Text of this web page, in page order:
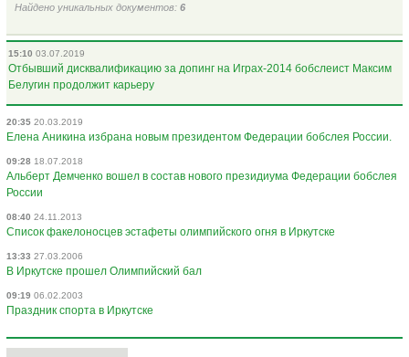
Найдено уникальных документов: 6
15:10 03.07.2019
Отбывший дисквалификацию за допинг на Играх-2014 бобслеист Максим
Белугин продолжит карьеру
20:35 20.03.2019
Елена Аникина избрана новым президентом Федерации бобслея России.
09:28 18.07.2018
Альберт Демченко вошел в состав нового президиума Федерации бобслея
России
08:40 24.11.2013
Список факелоносцев эстафеты олимпийского огня в Иркутске
13:33 27.03.2006
В Иркутске прошел Олимпийский бал
09:19 06.02.2003
Праздник спорта в Иркутске